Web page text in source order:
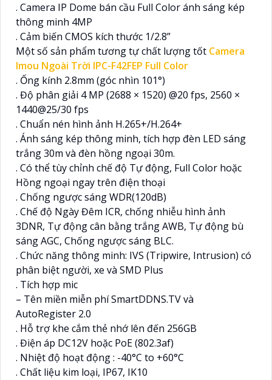
. Camera IP Dome bán cầu Full Color ánh sáng kép
thông minh 4MP
. Cảm biến CMOS kích thước 1/2.8”
Một số sản phẩm tương tự chất lượng tốt Camera
Imou Ngoài Trời IPC-F42FEP Full Color
. Ống kính 2.8mm (góc nhìn 101°)
. Độ phân giải 4 MP (2688 × 1520) @20 fps, 2560 ×
1440@25/30 fps
. Chuẩn nén hình ảnh H.265+/H.264+
. Ánh sáng kép thông minh, tích hợp đèn LED sáng
trắng 30m và đèn hồng ngoại 30m.
. Có thể tùy chỉnh chế độ Tự động, Full Color hoặc
Hồng ngoại ngay trên điện thoại
. Chống ngược sáng WDR(120dB)
. Chế độ Ngày Đêm ICR, chống nhiễu hình ảnh
3DNR, Tự động cân bằng trắng AWB, Tự động bù
sáng AGC, Chống ngược sáng BLC.
. Chức năng thông minh: IVS (Tripwire, Intrusion) có
phân biệt người, xe và SMD Plus
. Tích hợp mic
– Tên miền miễn phí SmartDDNS.TV và
AutoRegister 2.0
. Hỗ trợ khe cắm thẻ nhớ lên đến 256GB
. Điện áp DC12V hoặc PoE (802.3af)
. Nhiệt độ hoạt động : -40°C to +60°C
. Chất liệu kim loại, IP67, IK10